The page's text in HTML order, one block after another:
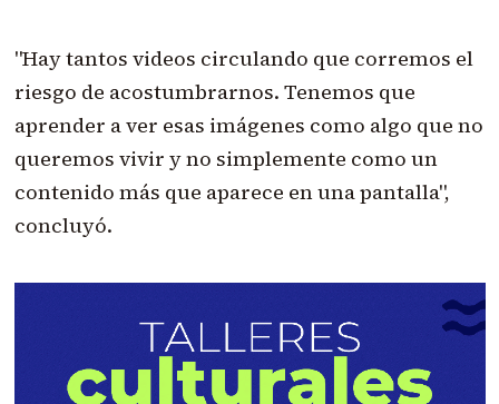
"Hay tantos videos circulando que corremos el
riesgo de acostumbrarnos. Tenemos que
aprender a ver esas imágenes como algo que no
queremos vivir y no simplemente como un
contenido más que aparece en una pantalla",
concluyó.